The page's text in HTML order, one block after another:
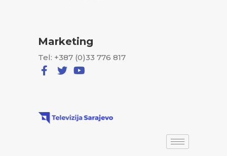
Marketing
Tel: +387 (0)33 776 817